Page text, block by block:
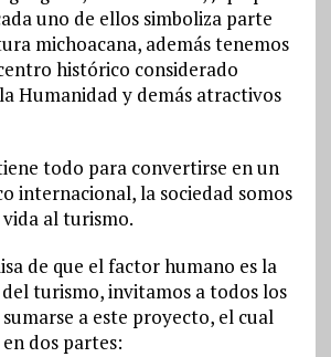
uno de ellos simboliza parte
michoacana, además tenemos
histórico considerado
Humanidad y demás atractivos
todo para convertirse en un
internacional, la sociedad somos
al turismo.
de que el factor humano es la
turismo, invitamos a todos los
a este proyecto, el cual
dos partes: